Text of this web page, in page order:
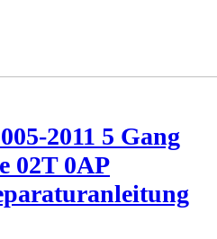
2011 5 Gang
02T 0AP